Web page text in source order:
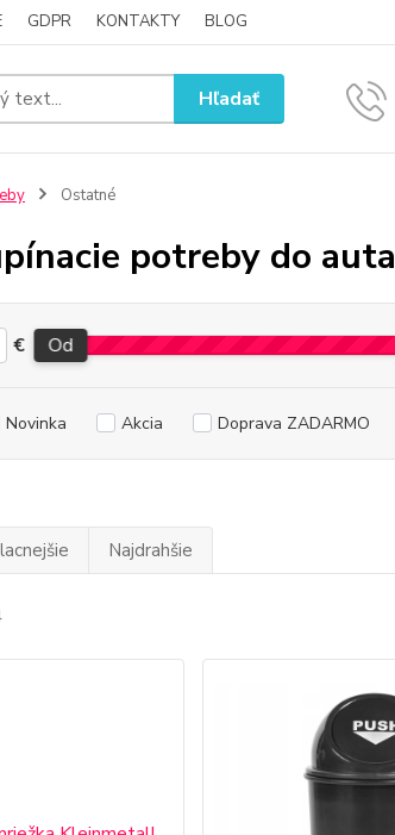
GDPR KONTAKTY BLOG
Hľadať
Ostatné
potreby do auta
€ Od
Novinka Akcia Doprava ZADARMO
Najdrahšie